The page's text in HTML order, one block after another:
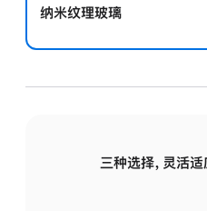
纳米纹理玻璃
三种选择，灵活